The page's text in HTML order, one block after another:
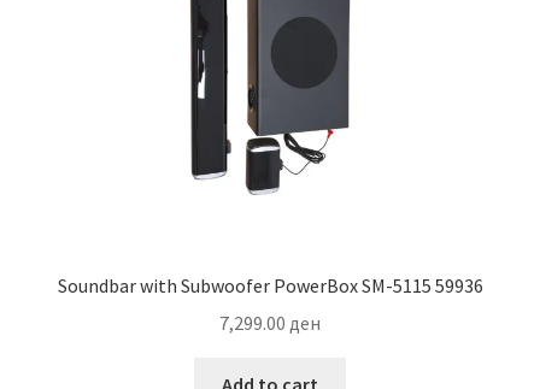
Soundbar with Subwoofer PowerBox SM-5115 59936
7,299.00 ден
Add to cart